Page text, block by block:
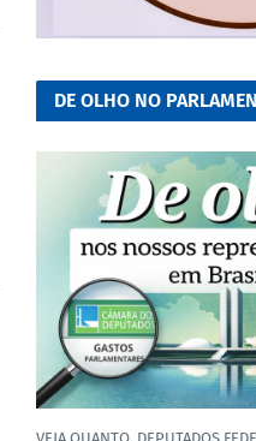
DE OLHO NO